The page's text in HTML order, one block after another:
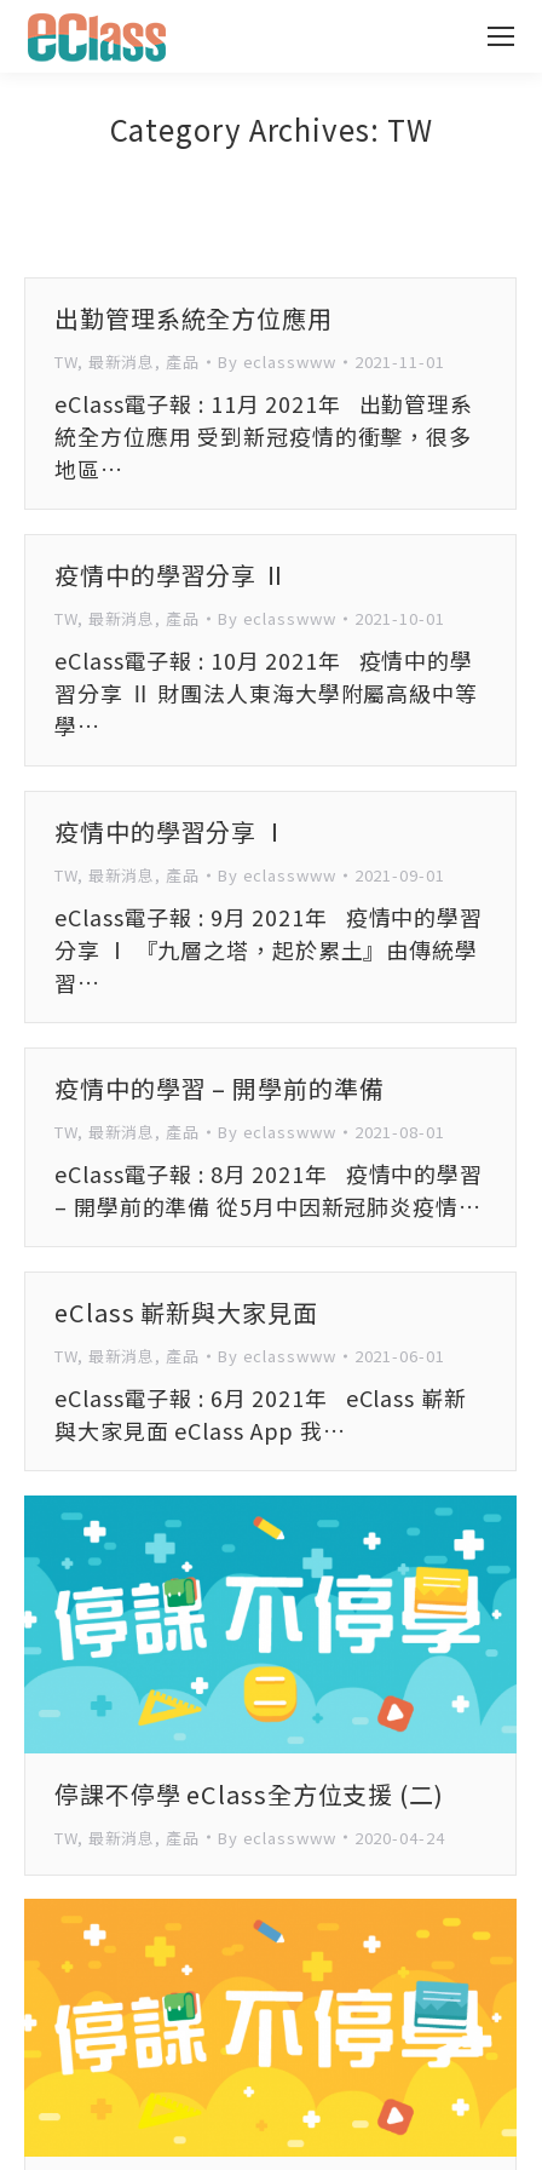
Category Archives: TW
出勤管理系統全方位應用
TW, 最新消息, 產品 By eclasswww 2021-11-01
eClass電子報 : 11月 2021年 出勤管理系
統全方位應用 受到新冠疫情的衝擊，很多
地區…
疫情中的學習分享 Ⅱ
TW, 最新消息, 產品 By eclasswww 2021-10-01
eClass電子報 : 10月 2021年 疫情中的學
習分享 Ⅱ 財團法人東海大學附屬高級中等
學…
疫情中的學習分享 Ⅰ
TW, 最新消息, 產品 By eclasswww 2021-09-01
eClass電子報 : 9月 2021年 疫情中的學習
分享 Ⅰ 『九層之塔，起於累土』由傳統學
習…
疫情中的學習 – 開學前的準備
TW, 最新消息, 產品 By eclasswww 2021-08-01
eClass電子報 : 8月 2021年 疫情中的學習
– 開學前的準備 從5月中因新冠肺炎疫情…
eClass 嶄新與大家見面
TW, 最新消息, 產品 By eclasswww 2021-06-01
eClass電子報 : 6月 2021年 eClass 嶄新
與大家見面 eClass App 我…
停課不停學 eClass全方位支援 (二)
TW, 最新消息, 產品 By eclasswww 2020-04-24